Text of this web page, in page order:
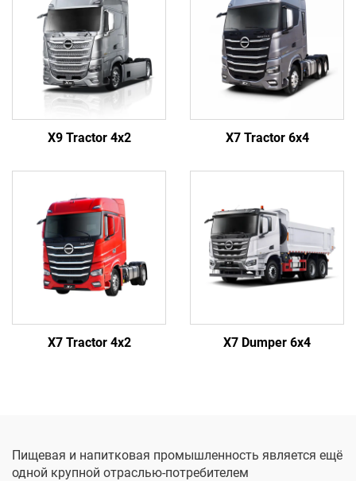
X9 Tractor 4x2 X7 Tractor 6x4
X7 Tractor 4x2 X7 Dumper 6x4
Пищевая и напитковая промышленность является ещё
одной крупной отраслью-потребителем